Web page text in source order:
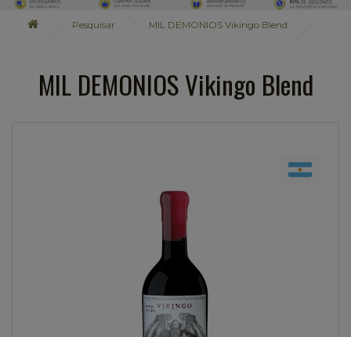
Pesquisar MIL DEMONIOS Vikingo Blend
MIL DEMONIOS Vikingo Blend